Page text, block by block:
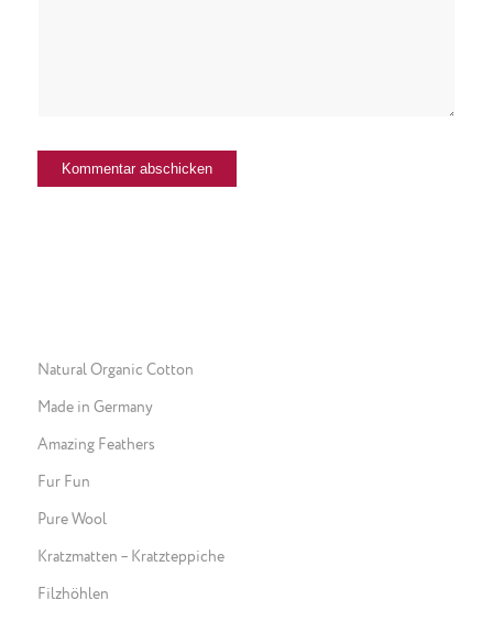
Natural Organic Cotton
Made in Germany
Amazing Feathers
Fur Fun
Pure Wool
Kratzmatten – Kratzteppiche
Filzhöhlen